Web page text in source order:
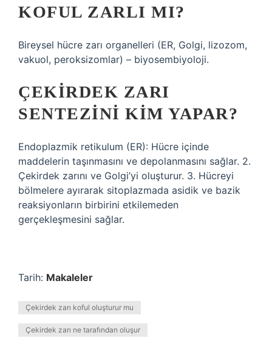
KOFUL ZARLI MI?
Bireysel hücre zarı organelleri (ER, Golgi, lizozom,
vakuol, peroksizomlar) – biyosembiyoloji.
ÇEKIRDEK ZARI
SENTEZINI KIM YAPAR?
Endoplazmik retikulum (ER): Hücre içinde
maddelerin taşınmasını ve depolanmasını sağlar. 2.
Çekirdek zarını ve Golgi’yi oluşturur. 3. Hücreyi
bölmelere ayırarak sitoplazmada asidik ve bazik
reaksiyonların birbirini etkilemeden
gerçekleşmesini sağlar.
Tarih: Makaleler
Çekirdek zarı koful oluşturur mu
Çekirdek zarı ne tarafından oluşur